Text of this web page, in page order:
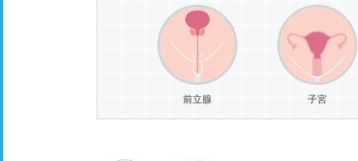
前立腺 子宮